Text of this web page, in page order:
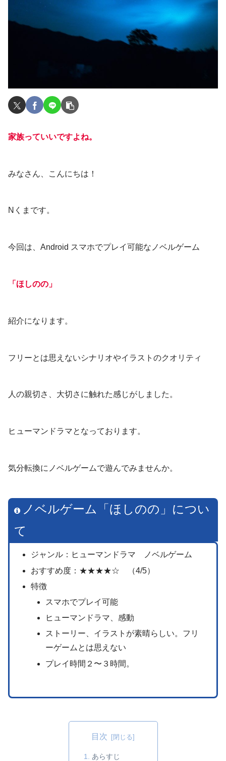
家族っていいですよね。
みなさん、こんにちは！
Nくまです。
今回は、Android スマホでプレイ可能なノベルゲーム
「ほしのの」
紹介になります。
フリーとは思えないシナリオやイラストのクオリティ
人の親切さ、大切さに触れた感じがしました。
ヒューマンドラマとなっております。
気分転換にノベルゲームで遊んでみませんか。
ノベルゲーム「ほしのの」につい
て
ジャンル：ヒューマンドラマ ノベルゲーム
おすすめ度：★★★★☆ （4/5）
特徴
スマホでプレイ可能
ヒューマンドラマ、感動
ストーリー、イラストが素晴らしい。フリ
ーゲームとは思えない
プレイ時間２〜３時間。
目次
あらすじ